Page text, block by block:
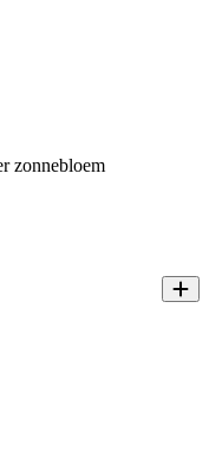
zonnebloem